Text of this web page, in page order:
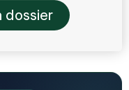
dossier